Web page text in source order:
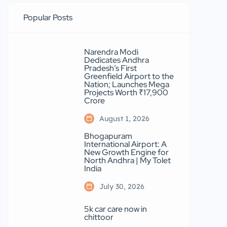
వృక్షజాతులకు నిలయం. ఎర్రచందనం వంటి
కలిగిన అనేక మొక్కలు, పూల మొక్కలు,
పండ్ల చెట్లు ఈ అటవీ ప్రాంతాన్ని మరింత
సంపన్నంగా మారుస్తున్నాయి. ప్రతి చెట్టు ఒక
జీవానికి ఆశ్రయం, ప్రతి మొక్క ప్రకృతి
సమతుల్యతకు ఆధారం. ఈ అరణ్యాలు
అనేక జంతు, పక్షి, సరీసృప జాతులకు
నివాసంగా ఉన్నాయి. జింకలు, అడవి
పందులు, చిరుతలు, కుందేళ్లు, నెమళ్లు, అనేక
ప్రతీకలు. ఉదయం వేళల్లో పక్షుల
కిలకిలారావాలు వినిపిస్తుంటే, సాయంత్రం
వేళల్లో అడవిలో సంచరించే జంతువులు
Popular Posts
Narendra Modi
Dedicates Andhra
Pradesh’s First
Greenfield Airport to the
Nation; Launches Mega
Projects Worth ₹17,900
Crore
August 1, 2026
Bhogapuram
International Airport: A
New Growth Engine for
North Andhra | My Tolet
India
July 30, 2026
5k car care now in
chittoor